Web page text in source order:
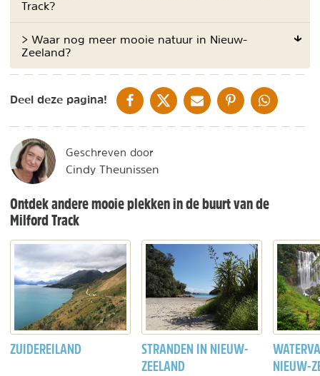
Track?
> Waar nog meer mooie natuur in Nieuw-
Zeeland?
Deel deze pagina! DELEN OP FACEBOOK
DELEN OP XDELEN VIA DE MAIL
DELEN OP PINTEREST
DELEN OP
Geschreven door
Cindy Theunissen
Ontdek andere mooie plekken in de buurt van de
Milford Track
ZUIDEREILAND
STRANDEN IN NIEUW-
ZEELAND
NIEUW-